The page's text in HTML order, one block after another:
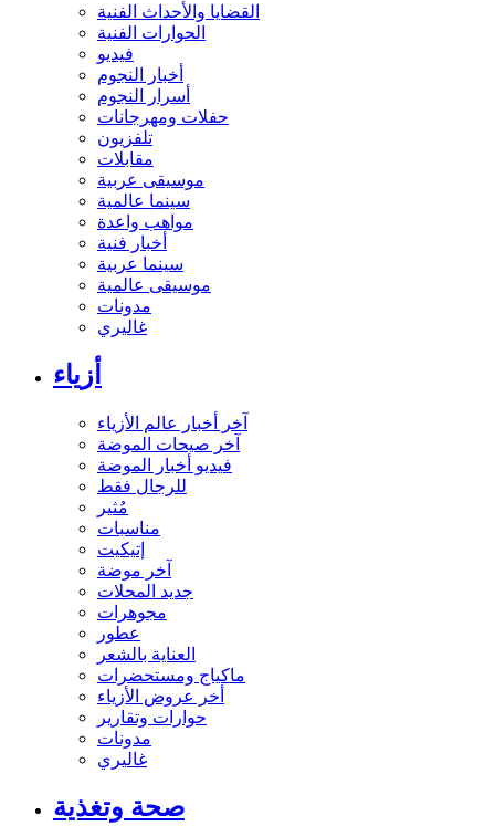
القضايا والأحداث الفنية
الحوارات الفنية
فيديو
أخبار النجوم
أسرار النجوم
حفلات ومهرجانات
تلفزيون
مقابلات
موسيقى عربية
سينما عالمية
مواهب واعدة
أخبار فنية
سينما عربية
موسيقى عالمية
مدونات
غاليري
أزياء
آخر أخبار عالم الأزياء
آخر صيحات الموضة
فيديو أخبار الموضة
للرجال فقط
مُثير
مناسبات
إتيكيت
آخر موضة
جديد المحلات
مجوهرات
عطور
العناية بالشعر
ماكياج ومستحضرات
أخر عروض الأزياء
حوارات وتقارير
مدونات
غاليري
صحة وتغذية